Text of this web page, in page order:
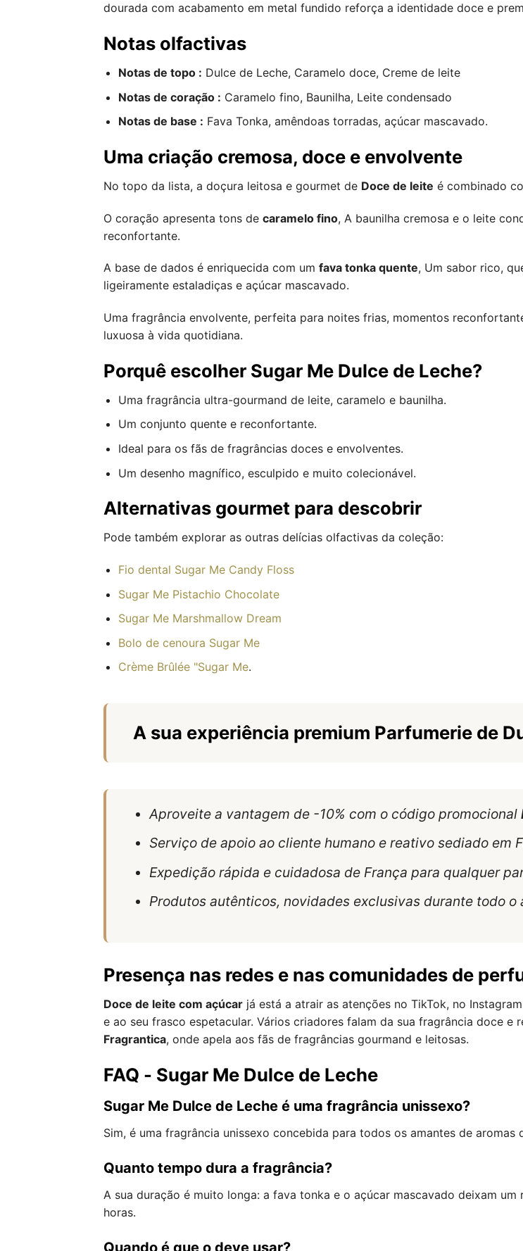
dourada com acabamento em metal fundido reforça a identidade doce e
Notas olfactivas
Notas de topo : Dulce de Leche, Caramelo doce, Creme de leite
Notas de coração : Caramelo fino, Baunilha, Leite condensado
Notas de base : Fava Tonka, amêndoas torradas, açúcar mascavado.
Uma criação cremosa, doce e envolvente
No topo da lista, a doçura leitosa e gourmet de Doce de leite é combinado
O coração apresenta tons de caramelo fino, A baunilha cremosa e o leite
reconfortante.
A base de dados é enriquecida com um fava tonka quente, Um sabor rico,
ligeiramente estaladiças e açúcar mascavado.
Uma fragrância envolvente, perfeita para noites frias, momentos
luxuosa à vida quotidiana.
Porquê escolher Sugar Me Dulce de Leche?
Uma fragrância ultra-gourmand de leite, caramelo e baunilha.
Um conjunto quente e reconfortante.
Ideal para os fãs de fragrâncias doces e envolventes.
Um desenho magnífico, esculpido e muito colecionável.
Alternativas gourmet para descobrir
Pode também explorar as outras delícias olfactivas da coleção:
Fio dental Sugar Me Candy Floss
Sugar Me Pistachio Chocolate
Sugar Me Marshmallow Dream
Bolo de cenoura Sugar Me
Crème Brûlée "Sugar Me.
A sua experiência premium Parfumerie de
Aproveite a vantagem de -10% com o código promocional
Serviço de apoio ao cliente humano e reativo sediado em
Expedição rápida e cuidadosa de França para qualquer
Produtos autênticos, novidades exclusivas durante todo o
Presença nas redes e nas comunidades de
Doce de leite com açúcar já está a atrair as atenções no TikTok, no
e ao seu frasco espetacular. Vários criadores falam da sua fragrância doce
Fragrantica, onde apela aos fãs de fragrâncias gourmand e leitosas.
FAQ - Sugar Me Dulce de Leche
Sugar Me Dulce de Leche é uma fragrância unissexo?
Sim, é uma fragrância unissexo concebida para todos os amantes de aromas
Quanto tempo dura a fragrância?
A sua duração é muito longa: a fava tonka e o açúcar mascavado deixam
horas.
Quando é que o deve usar?